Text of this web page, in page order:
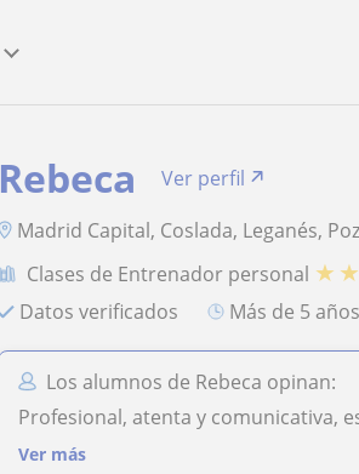
Rebeca
Ver perfil
Madrid Capital, Coslada, Leganés,
Clases de Entrenador personal ★ ★
Datos verificados
más de 5
Los alumnos de Rebeca opinan:
Profesional, atenta y comunicativa,
Ver más